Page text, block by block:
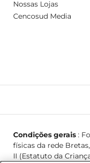
Nossas Lojas
Cencosud Media
Condições gerais:
físicas da rede
II (Estatuto da